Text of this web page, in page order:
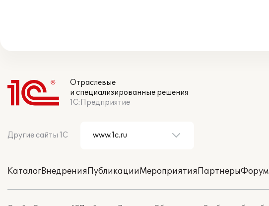
Отраслевые
и специализированные решения
1С:Предприятие
Другие сайты 1С
КаталогВнедренияПубликацииМероприятияПартнерыФорум